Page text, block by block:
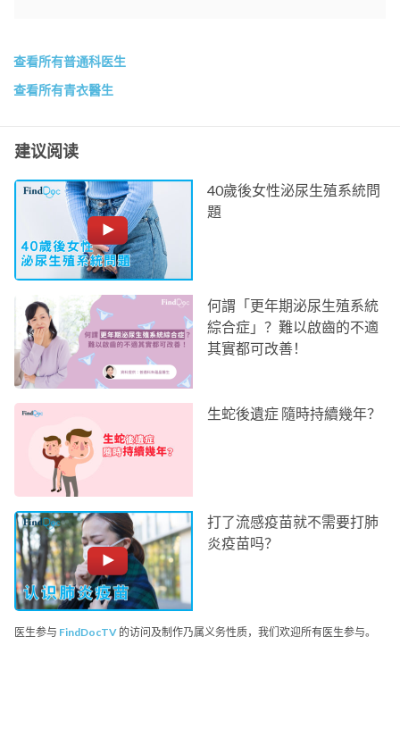
查看所有普通科医生
查看所有青衣醫生
建议阅读
40歲後女性泌尿生殖系統問
題
何謂「更年期泌尿生殖系統
綜合症」？難以啟齒的不適
其實都可改善！
生蛇後遺症 隨時持續幾年？
打了流感疫苗就不需要打肺
炎疫苗吗？
医生参与 FindDocTV 的访问及制作乃属义务性质，我们欢迎所有医生参与。